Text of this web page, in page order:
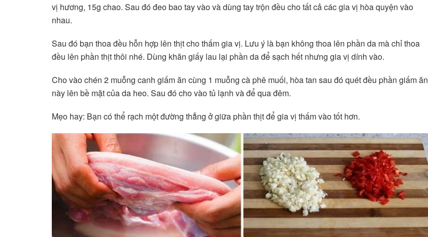
vị hương, 15g chao. Sau đó đeo bao tay vào và dùng tay trộn đều cho tất cả các gia vị hòa quyện vào
nhau.
Sau đó bạn thoa đều hỗn hợp lên thịt cho thấm gia vị. Lưu ý là bạn không thoa lên phần da mà chỉ thoa
đều lên phần thịt thôi nhé. Dùng khăn giấy lau lại phần da để sạch hết nhưng gia vị dính vào.
Cho vào chén 2 muỗng canh giấm ăn cùng 1 muỗng cà phê muối, hòa tan sau đó quét đều phần giấm ăn
này lên bề mặt của da heo. Sau đó cho vào tủ lạnh và để qua đêm.
Mẹo hay: Bạn có thể rạch một đường thẳng ở giữa phần thịt để gia vị thấm vào tốt hơn.